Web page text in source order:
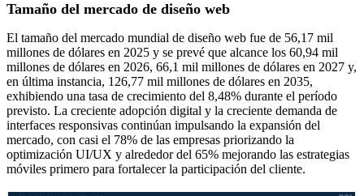
Tamaño del mercado de diseño web
El tamaño del mercado mundial de diseño web fue de 56,17 mil
millones de dólares en 2025 y se prevé que alcance los 60,94 mil
millones de dólares en 2026, 66,1 mil millones de dólares en 2027 y,
en última instancia, 126,77 mil millones de dólares en 2035,
exhibiendo una tasa de crecimiento del 8,48% durante el período
previsto. La creciente adopción digital y la creciente demanda de
interfaces responsivas continúan impulsando la expansión del
mercado, con casi el 78% de las empresas priorizando la
optimización UI/UX y alrededor del 65% mejorando las estrategias
móviles primero para fortalecer la participación del cliente.